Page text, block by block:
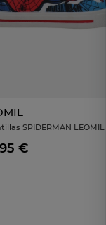
SPIDERMAN LEOMIL
Azules
€